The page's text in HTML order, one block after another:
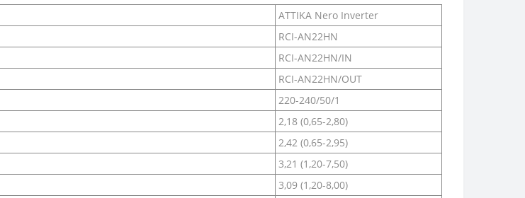
ATTIKA Nero Inverter
RCI-AN22HN
RCI-AN22HN/IN
RCI-AN22HN/OUT
220-240/50/1
2,18 (0,65-2,80)
2,42 (0,65-2,95)
3,21 (1,20-7,50)
3,09 (1,20-8,00)